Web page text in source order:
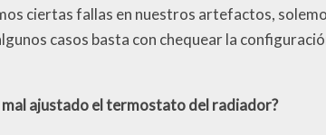
ciertas fallas en nuestros artefactos,
casos basta con chequear la
mal ajustado el termostato del radiador?